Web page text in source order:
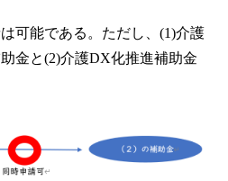
可能である。ただし、(1)介護
金と(2)介護DX化推進補助金